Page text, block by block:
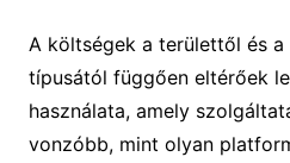
A költségek a területtől és
típusától függően eltérőek
használata, amely
vonzóbb, mint olyan